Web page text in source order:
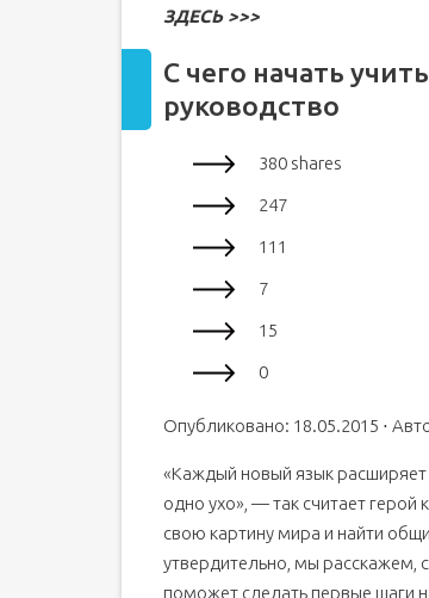
ЗДЕСЬ >>>
С чего начать
руководство
380 shares
247
111
7
15
0
Опубликовано: 18.05.2015 ⋅
«Каждый новый язык расширяет
одно ухо», — так считает
свою картину мира и найти
утвердительно, мы расскажем,
поможет сделать первые шаги